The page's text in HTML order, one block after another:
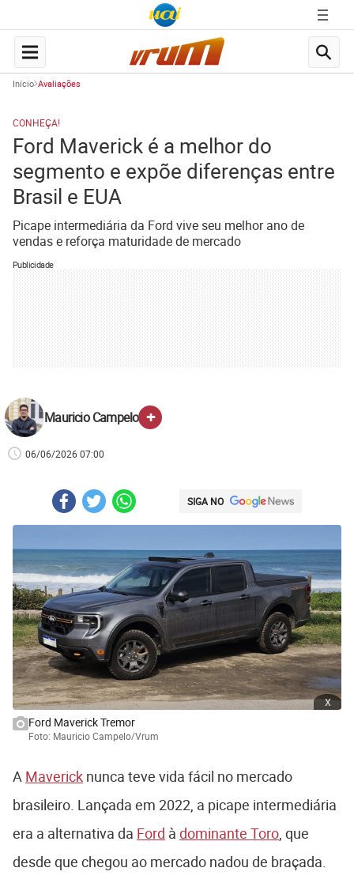
Início Avaliações
CONHEÇA!
Ford Maverick é a melhor do
segmento e expõe diferenças entre
Brasil e EUA
Picape intermediária da Ford vive seu melhor ano de
vendas e reforça maturidade de mercado
Publicidade
Mauricio Campelo +
06/06/2026 07:00
SIGA NO
x
Ford Maverick Tremor
Foto: Mauricio Campelo/Vrum
A Maverick nunca teve vida fácil no mercado
brasileiro. Lançada em 2022, a picape intermediária
era a alternativa da Ford à dominante Toro , que
desde que chegou ao mercado nadou de braçada.